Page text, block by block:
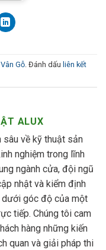
Gỗ . Đánh dấu liên kết
ALUX
sâu về kỹ thuật sản
nghiệm trong lĩnh
ngành cửa, đội ngũ
nhật và kiểm định
góc độ của một
tiếp. Chúng tôi cam
hàng những kiến
quan và giải pháp thi